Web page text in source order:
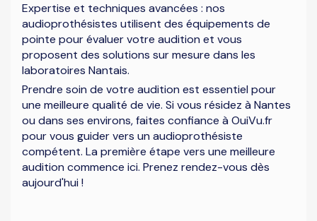
Expertise et techniques avancées : nos
audioprothésistes utilisent des équipements de
pointe pour évaluer votre audition et vous
proposent des solutions sur mesure dans les
laboratoires Nantais.
Prendre soin de votre audition est essentiel pour
une meilleure qualité de vie. Si vous résidez à Nantes
ou dans ses environs, faites confiance à OuiVu.fr
pour vous guider vers un audioprothésiste
compétent. La première étape vers une meilleure
audition commence ici. Prenez rendez-vous dès
aujourd'hui !